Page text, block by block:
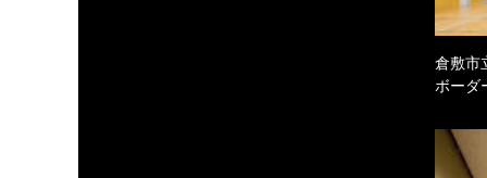
倉敷市
ボーダ